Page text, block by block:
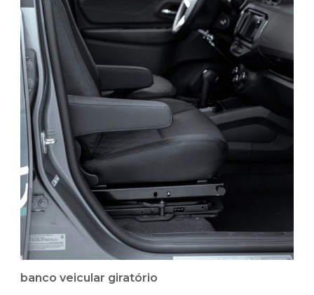
banco veicular giratório